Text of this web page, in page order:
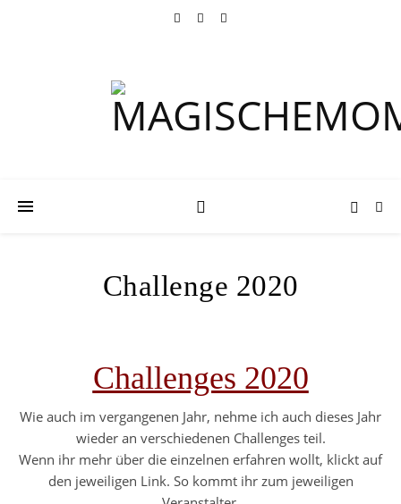
Challenge 2020
Challenges 2020
Wie auch im vergangenen Jahr, nehme ich auch dieses Jahr
wieder an verschiedenen Challenges teil.
Wenn ihr mehr über die einzelnen erfahren wollt, klickt auf
den jeweiligen Link. So kommt ihr zum jeweiligen